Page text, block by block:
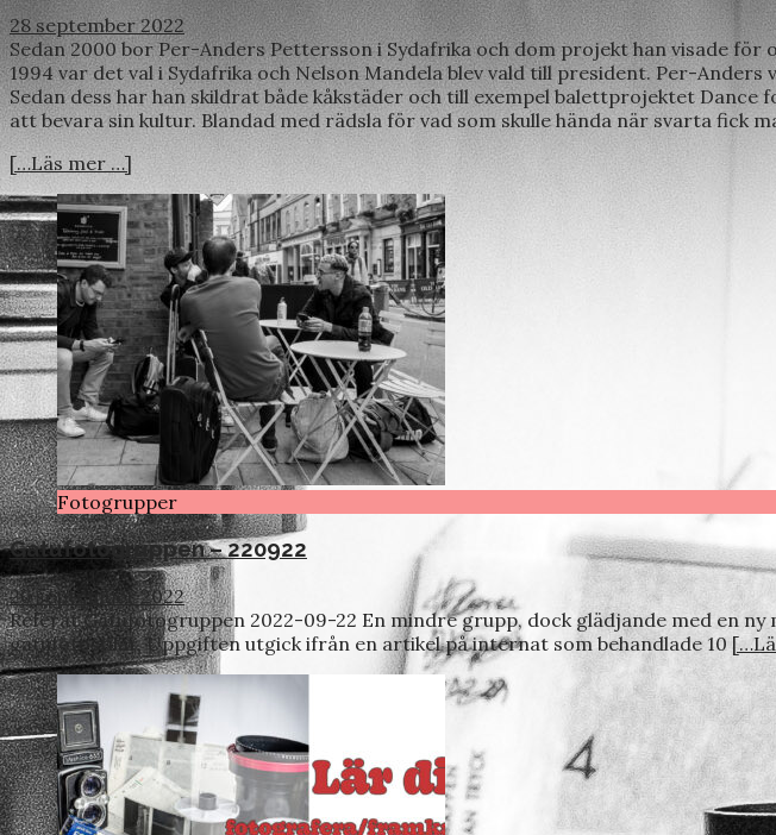
28 september 2022
Sedan 2000 bor Per-Anders Pettersson i Sydafrika och dom projekt han visade för
1994 var det val i Sydafrika och Nelson Mandela blev vald till president. Per-
Sedan dess har han skildrat både kåkstäder och till exempel balettprojektet
att bevara sin kultur. Blandad med rädsla för vad som skulle hända när svarta fick
[…Läs mer …]
Fotogrupper
Gatufotogruppen – 220922
26 september 2022
Referat Gatufotogruppen 2022-09-22 En mindre grupp, dock glädjande med en
gatufotostilar. Uppgiften utgick ifrån en artikel på internat som behandlade 10